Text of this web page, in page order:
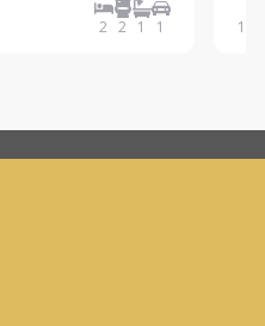
conforto e
mais estratégicas da
2 2 1 1 100